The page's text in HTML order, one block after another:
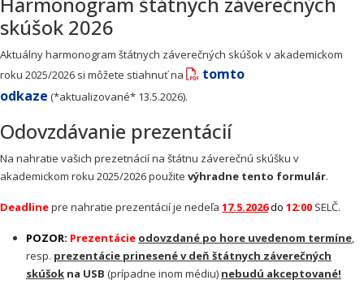
skúšok 2026
Aktuálny harmonogram štátnych záverečných skúšok v akademickom
roku 2025/2026 si môžete stiahnuť na
tomto
odkaze (*aktualizované* 13.5.2026).
Odovzdávanie prezentácií
Na nahratie vašich prezetnácií na štátnu záverečnú skúšku v
akademickom roku 2025/2026 použite výhradne tento formulár.
Deadlinepre nahratie prezentácií je nedeľa 17.5.2026do 12:00 SELČ.
POZOR: Prezentácie odovzdané po hore uvedenom termíne,
resp. prezentácie prinesené v deň štátnych záverečných
skúšok na USB (prípadne inom médiu) nebudú akceptované!